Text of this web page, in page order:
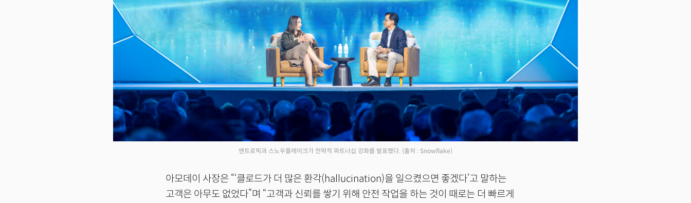
앤트로픽과 스노우플레이크가 전략적 파트너십 강화를 발표했다. (출처 : Snowflake)
아모데이 사장은 “‘클로드가 더 많은 환각(hallucination)을 일으켰으면 좋겠다’고 말하는
고객은 아무도 없었다”며 “고객과 신뢰를 쌓기 위해 안전 작업을 하는 것이 때로는 더 빠르게